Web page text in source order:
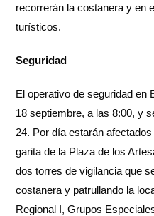
recorrerán la costanera y en
turísticos.
Seguridad
El operativo de seguridad en
18 septiembre, a las 8:00, y
24. Por día estarán
garita de la Plaza de los
dos torres de vigilancia que
costanera y patrullando la
Regional I, Grupos